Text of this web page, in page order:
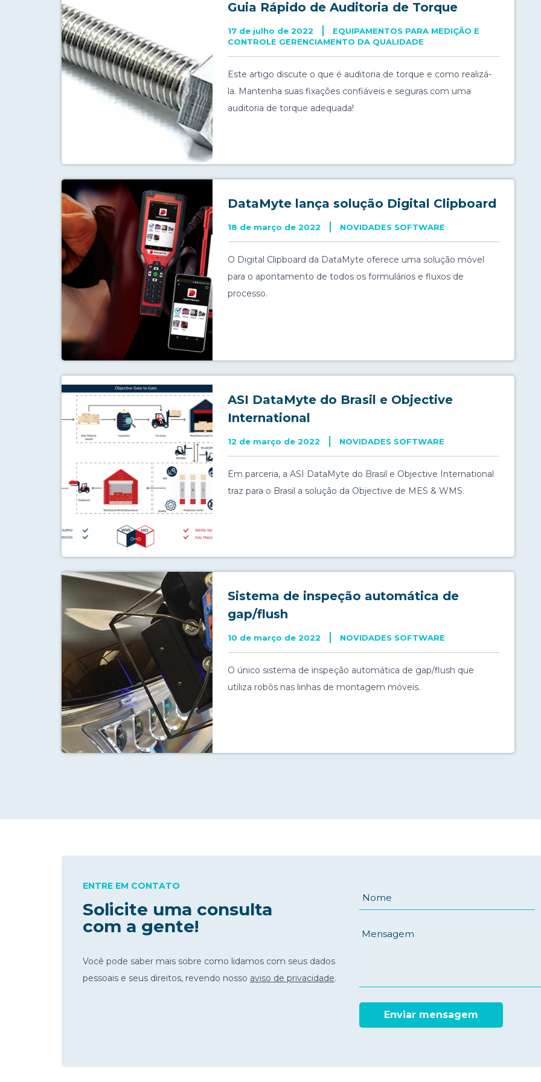
Guia Rápido de Auditoria de Torque
17 de julho de 2022
EQUIPAMENTOS PARA MEDIÇÃO E
CONTROLE GERENCIAMENTO DA QUALIDADE
Este artigo discute o que é auditoria de torque e como realizá-
la. Mantenha suas fixações confiáveis e seguras com uma
auditoria de torque adequada!
DataMyte lança solução Digital Clipboard
18 de março de 2022 NOVIDADES SOFTWARE
O Digital Clipboard da DataMyte oferece uma solução móvel
para o apontamento de todos os formulários e fluxos de
processo.
ASI DataMyte do Brasil e Objective
International
12 de março de 2022 NOVIDADES SOFTWARE
Em parceria, a ASI DataMyte do Brasil e Objective International
traz para o Brasil a solução da Objective de MES & WMS.
Sistema de inspeção automática de
gap/flush
10 de março de 2022 NOVIDADES SOFTWARE
O único sistema de inspeção automática de gap/flush que
utiliza robôs nas linhas de montagem móveis.
ENTRE EM CONTATO
Solicite uma consulta
com a gente!
Você pode saber mais sobre como lidamos com seus dados
pessoais e seus direitos, revendo nosso aviso de privacidade.